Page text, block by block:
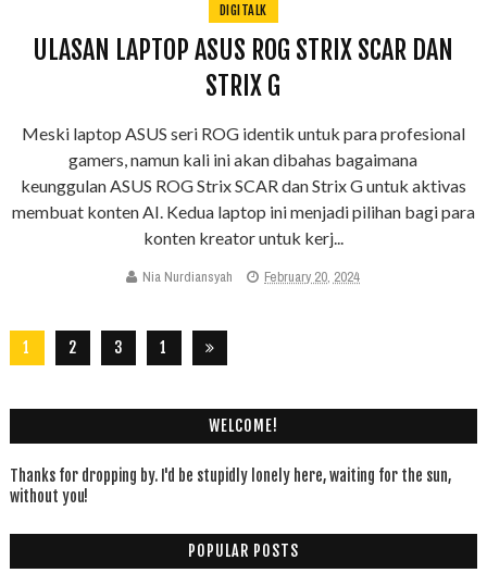
DIGITALK
ULASAN LAPTOP ASUS ROG STRIX SCAR DAN
STRIX G
Meski laptop ASUS seri ROG identik untuk para profesional
gamers, namun kali ini akan dibahas bagaimana
keunggulan ASUS ROG Strix SCAR dan Strix G untuk aktivas
membuat konten AI. Kedua laptop ini menjadi pilihan bagi para
konten kreator untuk kerj...
Nia Nurdiansyah February 20, 2024
1 2 3
1
WELCOME!
Thanks for dropping by. I'd be stupidly lonely here, waiting for the sun,
without you!
POPULAR POSTS